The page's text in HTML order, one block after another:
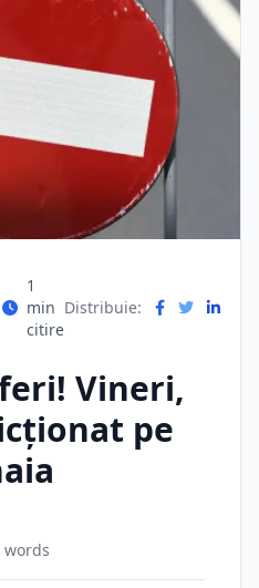
1
min
citire
Distribuie:
Vineri,
pe
words